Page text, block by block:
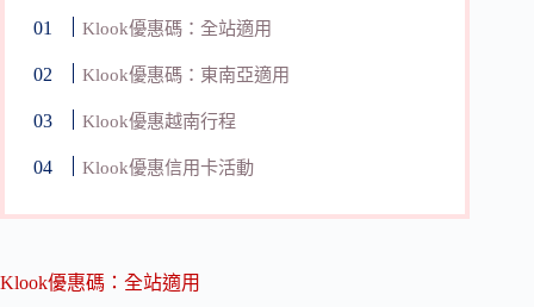
Klook優惠碼：全站適用
Klook優惠碼：東南亞適用
Klook優惠越南行程
Klook優惠信用卡活動
Klook優惠碼：全站適用